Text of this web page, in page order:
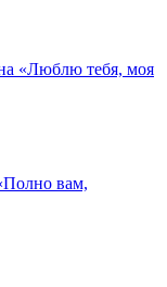
«Люблю тебя, моя
вам,